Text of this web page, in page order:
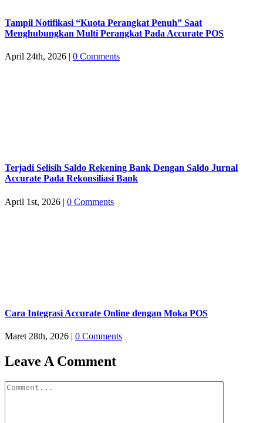
Tampil Notifikasi “Kuota Perangkat Penuh” Saat
Menghubungkan Multi Perangkat Pada Accurate POS
April 24th, 2026 | 0 Comments
Terjadi Selisih Saldo Rekening Bank Dengan Saldo Jurnal
Accurate Pada Rekonsiliasi Bank
April 1st, 2026 | 0 Comments
Cara Integrasi Accurate Online dengan Moka POS
Maret 28th, 2026 | 0 Comments
Leave A Comment
Comment